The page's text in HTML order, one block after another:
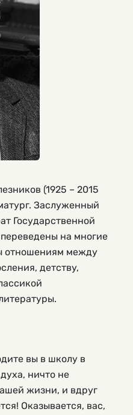
(1925 – 2015
Заслуженный
Государственной
на многие
отношениям между
детству,
вы в школу в
ничто не
жизни, и вдруг
Оказывается, вас,